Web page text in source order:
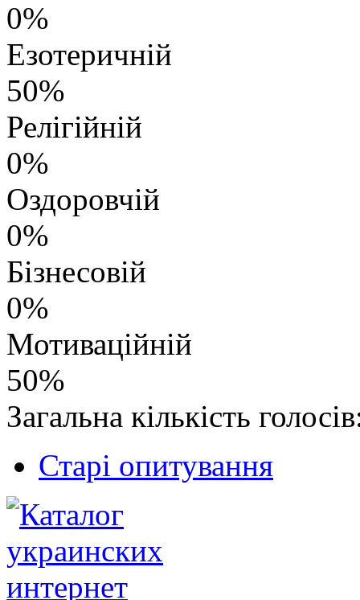
0%
Езотеричній
50%
Релігійній
0%
Оздоровчій
0%
Бізнесовій
0%
Мотиваційній
50%
Загальна кількість
Старі опитування